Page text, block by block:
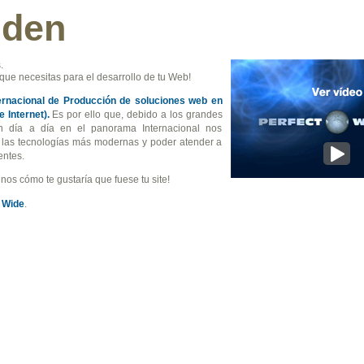
necesitas para el desarrollo de tu Web!
de Producción de soluciones web en
Internet). Es por ello que, debido a los grandes
día a día en el panorama Internacional nos
tecnologías más modernas y poder atender a
cómo te gustaría que fuese tu site!
.